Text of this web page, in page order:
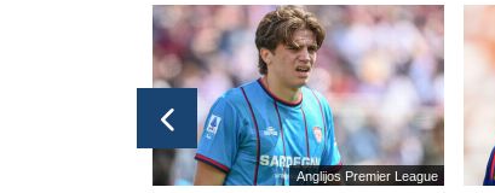
Anglijos Premier League